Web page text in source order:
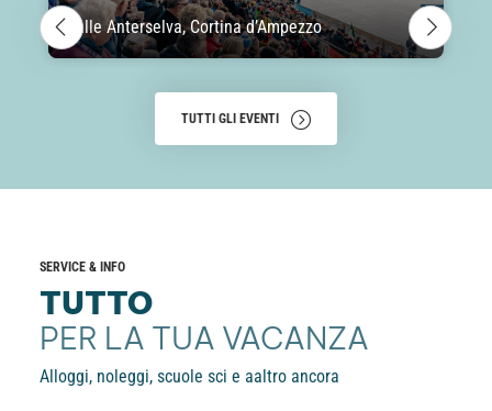
Valle Anterselva, Cortina d’Ampezzo
TUTTI GLI EVENTI
SERVICE & INFO
TUTTO
PER LA TUA VACANZA
Alloggi, noleggi, scuole sci e aaltro ancora